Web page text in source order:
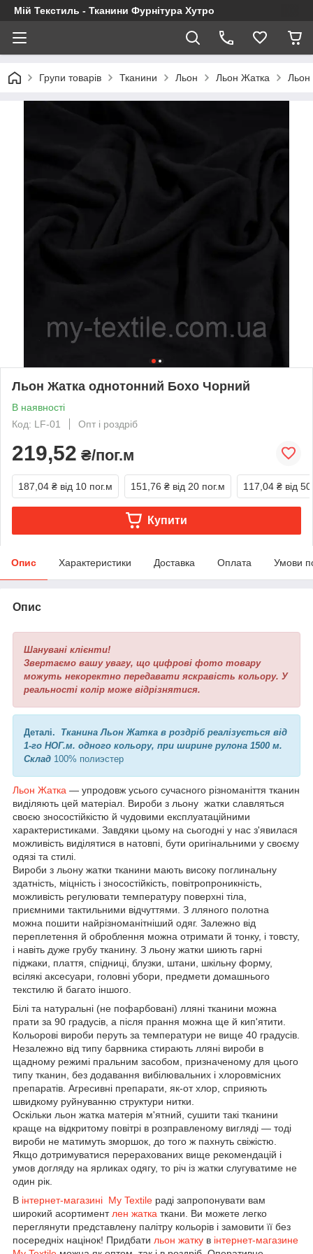
Мій Текстиль - Тканини Фурнітура Хутро
Групи товарів Тканини Льон Льон Жатка Льон
Льон Жатка однотонний Бохо Чорний
В наявності
Код: LF-01
Опт і роздріб
219,52 ₴/пог.м
187,04 ₴ від 10 пог.м 151,76 ₴ від 20 пог.м 117,04 ₴ від
Купити
Опис Характеристики Доставка Оплата Умови
Опис
Шанувані клієнти!
Звертаємо вашу увагу, що цифрові фото товару
можуть некоректно передавати яскравість кольору. У
реальності колір може відрізнятися.
Деталі.
Тканина Льон Жатка в роздріб реалізується від
1-го НОГ.м. одного кольору, при ширине рулона 1500 м.
Склад 100% полиэстер
Льон Жатка — упродовж усього сучасного різноманіття тканин
виділяють цей матеріал. Вироби з льону жатки славляться
своєю зносостійкістю й чудовими експлуатаційними
характеристиками. Завдяки цьому на сьогодні у нас з'явилася
можливість виділятися в натовпі, бути оригінальними у своєму
одязі та стилі.
Вироби з льону жатки тканини мають високу поглинальну
здатність, міцність і зносостійкість, повітропроникність,
можливість регулювати температуру поверхні тіла,
приємними тактильними відчуттями. З лляного полотна
можна пошити найрізноманітніший одяг. Залежно від
переплетення й оброблення можна отримати й тонку, і товсту,
і навіть дуже грубу тканину. З льону жатки шиють гарні
піджаки, плаття, спідниці, блузки, штани, шкільну форму,
всілякі аксесуари, головні убори, предмети домашнього
текстилю й багато іншого.
Білі та натуральні (не пофарбовані) лляні тканини можна
прати за 90 градусів, а після прання можна ще й кип'ятити.
Кольорові вироби перуть за температури не вище 40 градусів.
Незалежно від типу барвника стирають лляні вироби в
щадному режимі пральним засобом, призначеному для цього
типу тканин, без додавання вибілювальних і хлоровмісних
препаратів. Агресивні препарати, як-от хлор, сприяють
швидкому руйнуванню структури нитки.
Оскільки льон жатка матерія м'ятний, сушити такі тканини
краще на відкритому повітрі в розправленому вигляді — тоді
вироби не матимуть зморшок, до того ж пахнуть свіжістю.
Якщо дотримуватися перерахованих вище рекомендацій і
умов догляду на ярликах одягу, то річ із жатки слугуватиме не
один рік.
В інтернет-магазині My Textile раді запропонувати вам
широкий асортимент лен жатка ткани. Ви можете легко
переглянути представлену палітру кольорів і замовити її без
посередніх націнок! Придбати льон жатку в інтернет-магазине